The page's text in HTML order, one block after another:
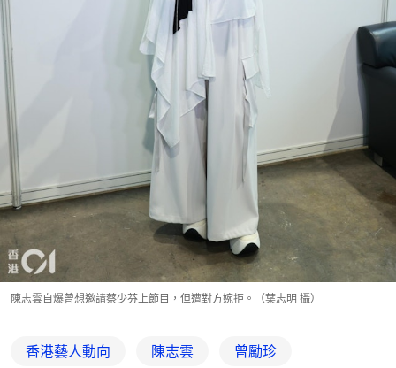
陳志雲自爆曾想邀請蔡少芬上節目，但遭對方婉拒。（葉志明 攝）
香港藝人動向 陳志雲 曾勵珍